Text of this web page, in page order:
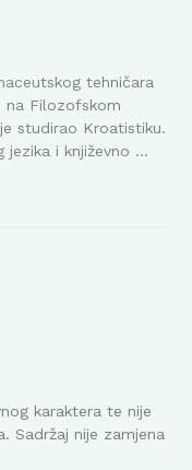
tehničara
na Filozofskom
studirao Kroatistiku.
jezika i književno ...
karaktera te nije
Sadržaj nije zamjena